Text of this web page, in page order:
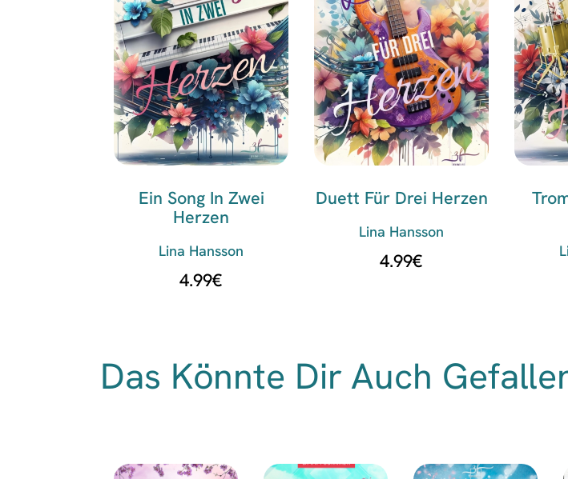
Ein Song In Zwei
Herzen
Lina Hansson
4.99€
Duett Für Drei Herzen
Lina Hansson
4.99€
Das Könnte Dir Auch